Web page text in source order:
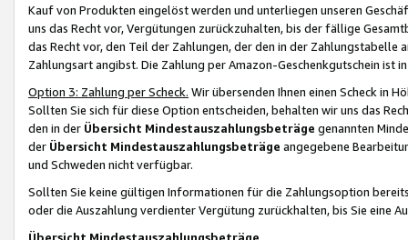
Kauf von Produkten eingelöst werden und unterliegen unseren
uns das Recht vor, Vergütungen zurückzuhalten, bis der fällige
das Recht vor, den Teil der Zahlungen, der den in der
Zahlungsart angibst. Die Zahlung per Amazon-Geschenkgutschein ist
Option 3: Zahlung per Scheck. Wir übersenden Ihnen einen Scheck in
Sollten Sie sich für diese Option entscheiden, behalten wir uns das
den in der Übersicht Mindestauszahlungsbeträge genannten
der Übersicht Mindestauszahlungsbeträge angegebene
und Schweden nicht verfügbar.
Sollten Sie keine gültigen Informationen für die Zahlungsoption
oder die Auszahlung verdienter Vergütung zurückhalten, bis Sie
Übersicht Mindestauszahlungsbeträge